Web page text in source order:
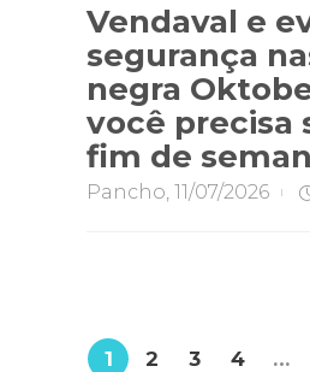
Vendaval e
segurança
negra
você precisa
fim de
Pancho 11/07/2026
1 2 3 4 …